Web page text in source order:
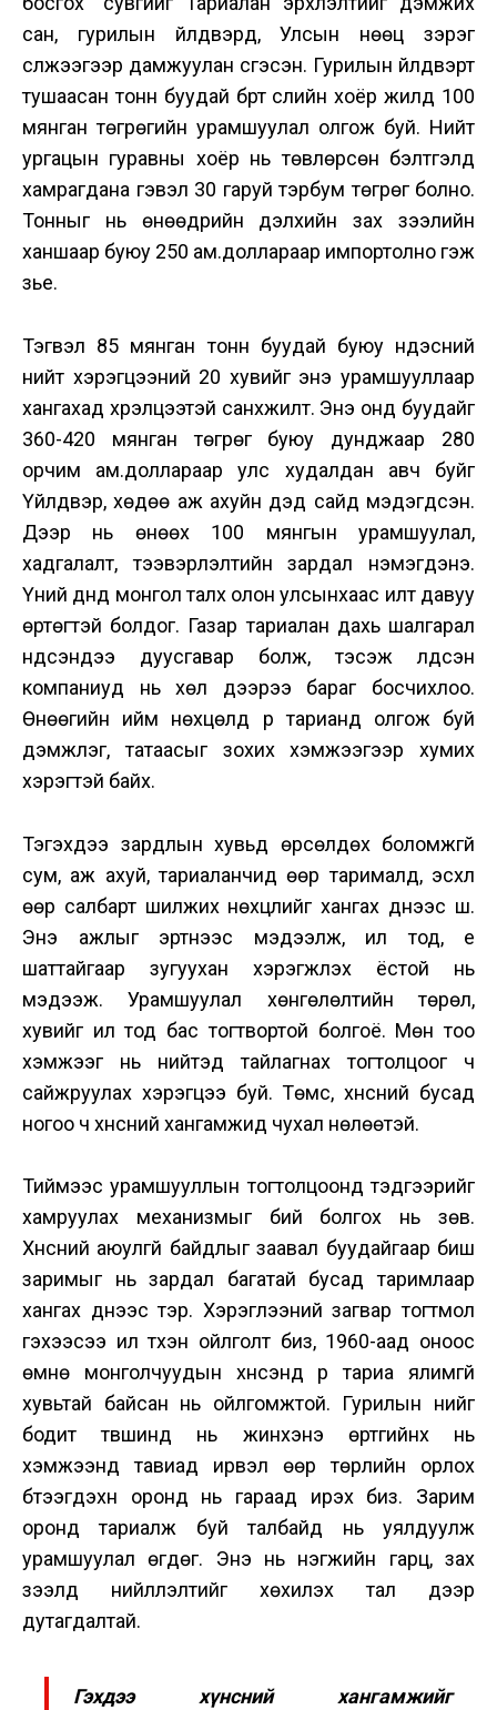
сан, гурилын үйлдвэрүүд, Улсын нөөц зэрэг
сүлжээгээр дамжуулан үүсгэсэн. Гурилын үйлдвэрт
тушаасан тонн буудай бүрт сүүлийн хоёр жилд 100
мянган төгрөгийн урамшуулал олгож буй. Нийт
ургацын гуравны хоёр нь төвлөрсөн бэлтгэлд
хамрагдана гэвэл 30 гаруй тэрбум төгрөг болно.
Тонныг нь өнөөдрийн дэлхийн зах зээлийн
ханшаар буюу 250 ам.доллараар импортолно гэж
үзье.
Тэгвэл 85 мянган тонн буудай буюу үндэсний
нийт хэрэгцээний 20 хувийг энэ урамшууллаар
хангахад хүрэлцээтэй санхүүжилт. Энэ онд буудайг
360-420 мянган төгрөг буюу дунджаар 280
орчим ам.доллараар улс худалдан авч буйг
Үйлдвэр, хөдөө аж ахуйн дэд сайд мэдэгдсэн.
Дээр нь өнөөх 100 мянгын урамшуулал,
хадгалалт, тээвэрлэлтийн зардал нэмэгдэнэ.
Үүний дүнд монгол талх олон улсынхаас илт давуу
өртөгтэй болдог. Газар тариалан дахь шалгарал
үндсэндээ дуусгавар болж, тэсэж үлдсэн
компаниуд нь хөл дээрээ бараг босчихлоо.
Өнөөгийн ийм нөхцөлд үр тарианд олгож буй
дэмжлэг, татаасыг зохих хэмжээгээр хумих
хэрэгтэй байх.
Тэгэхдээ зардлын хувьд өрсөлдөх боломжгүй
сум, аж ахуй, тариаланчид өөр тарималд, эсхүл
өөр салбарт шилжих нөхцлийг хангах үүднээс шүү.
Энэ ажлыг эртнээс мэдээлж, ил тод, үе
шаттайгаар зугуухан хэрэгжүүлэх ёстой нь
мэдээж. Урамшуулал хөнгөлөлтийн төрөл,
хувийг ил тод бас тогтвортой болгоё. Мөн тоо
хэмжээг нь нийтэд тайлагнах тогтолцоог ч
сайжруулах хэрэгцээ буй. Төмс, хүнсний бусад
ногоо ч хүнсний хангамжид чухал нөлөөтэй.
Тиймээс урамшууллын тогтолцоонд тэдгээрийг
хамруулах механизмыг бий болгох нь зөв.
Хүнсний аюулгүй байдлыг заавал буудайгаар биш
заримыг нь зардал багатай бусад таримлаар
хангах үүднээс тэр. Хэрэглээний загвар тогтмол
гэхээсээ илүү түүхэн ойлголт биз, 1960-аад оноос
өмнө монголчуудын хүнсэнд үр тариа ялимгүй
хувьтай байсан нь ойлгомжтой. Гурилын үнийг
бодит түвшинд нь жинхэнэ өртгийнх нь
хэмжээнд тавиад ирвэл өөр төрлийн орлох
бүтээгдэхүүн оронд нь гараад ирэх биз. Зарим
оронд тариалж буй талбайд нь уялдуулж
урамшуулал өгдөг. Энэ нь нэгжийн гарц, зах
зээлд нийлүүлэлтийг хөхиүлэх тал дээр
дутагдалтай.
Гэхдээ хүнсний хангамжийг